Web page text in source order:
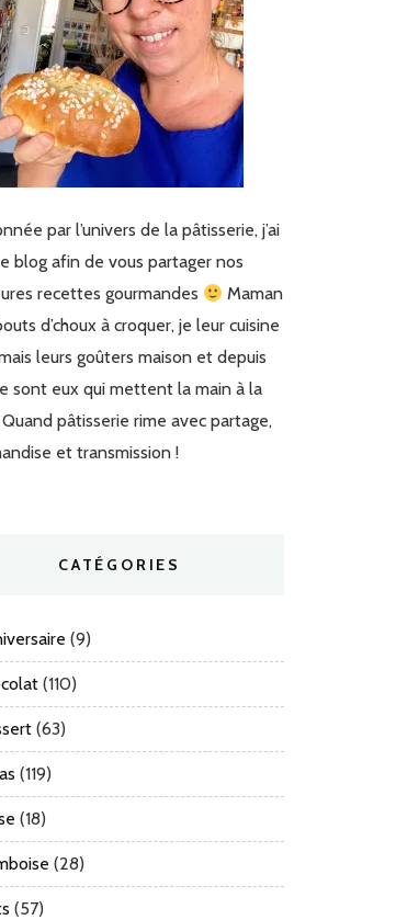
par l’univers de la pâtisserie, j’ai
blog afin de vous partager nos
recettes gourmandes
Maman
d’choux à croquer, je leur cuisine
leurs goûters maison et depuis
sont eux qui mettent la main à la
pâtisserie rime avec partage,
et transmission !
CATÉGORIES
(9)
(110)
(63)
(119)
(18)
(28)
(57)